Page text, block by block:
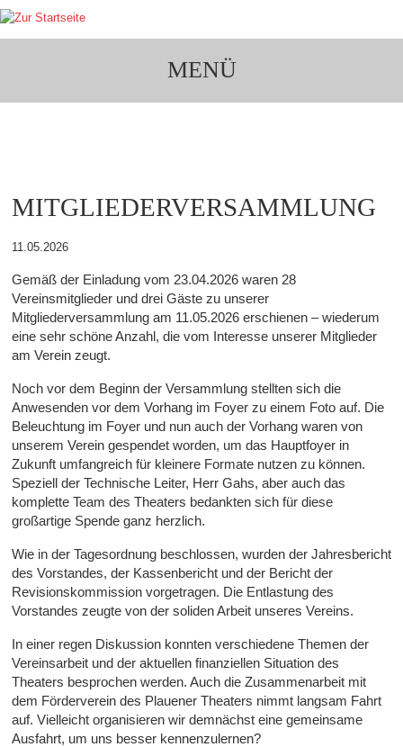
MENÜ
MITGLIEDERVERSAMMLUNG
11.05.2026
Gemäß der Einladung vom 23.04.2026 waren 28
Vereinsmitglieder und drei Gäste zu unserer
Mitgliederversammlung am 11.05.2026 erschienen – wiederum
eine sehr schöne Anzahl, die vom Interesse unserer Mitglieder
am Verein zeugt.
Noch vor dem Beginn der Versammlung stellten sich die
Anwesenden vor dem Vorhang im Foyer zu einem Foto auf. Die
Beleuchtung im Foyer und nun auch der Vorhang waren von
unserem Verein gespendet worden, um das Hauptfoyer in
Zukunft umfangreich für kleinere Formate nutzen zu können.
Speziell der Technische Leiter, Herr Gahs, aber auch das
komplette Team des Theaters bedankten sich für diese
großartige Spende ganz herzlich.
Wie in der Tagesordnung beschlossen, wurden der Jahresbericht
des Vorstandes, der Kassenbericht und der Bericht der
Revisionskommission vorgetragen. Die Entlastung des
Vorstandes zeugte von der soliden Arbeit unseres Vereins.
In einer regen Diskussion konnten verschiedene Themen der
Vereinsarbeit und der aktuellen finanziellen Situation des
Theaters besprochen werden. Auch die Zusammenarbeit mit
dem Förderverein des Plauener Theaters nimmt langsam Fahrt
auf. Vielleicht organisieren wir demnächst eine gemeinsame
Ausfahrt, um uns besser kennenzulernen?